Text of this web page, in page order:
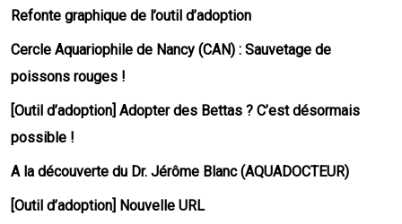
Refonte graphique de l’outil d’adoption
Cercle Aquariophile de Nancy (CAN) : Sauvetage de
poissons rouges !
[Outil d’adoption] Adopter des Bettas ? C’est désormais
possible !
A la découverte du Dr. Jérôme Blanc (AQUADOCTEUR)
[Outil d’adoption] Nouvelle URL